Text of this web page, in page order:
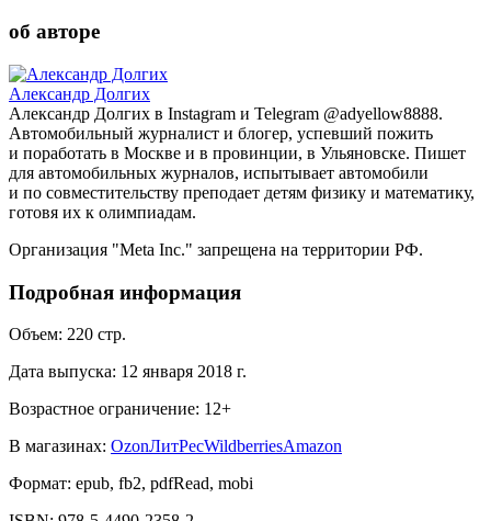
об авторе
Александр Долгих
Александр Долгих в Instagram и Telegram @adyellow8888.
Автомобильный журналист и блогер, успевший пожить
и поработать в Москве и в провинции, в Ульяновске. Пишет
для автомобильных журналов, испытывает автомобили
и по совместительству преподает детям физику и математику,
готовя их к олимпиадам.
Организация "Meta Inc." запрещена на территории РФ.
Подробная информация
Объем: 220 стр.
Дата выпуска: 12 января 2018 г.
Возрастное ограничение: 12+
В магазинах: OzonЛитРесWildberriesAmazon
Формат: epub, fb2, pdfRead, mobi